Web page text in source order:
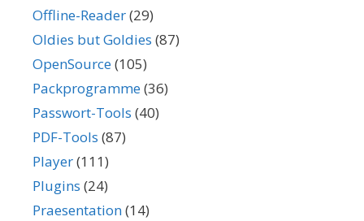
Offline-Reader(29)
Oldies but Goldies (87)
OpenSource(105)
Packprogramme(36)
Passwort-Tools (40)
PDF-Tools (87)
Player(111)
Plugins (24)
Praesentation(14)